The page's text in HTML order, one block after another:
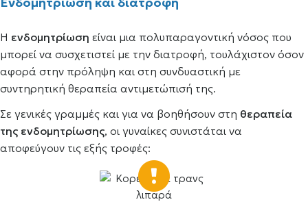
Η ενδομητρίωση είναι μια πολυπαραγοντική νόσος που
μπορεί να συσχετιστεί με την διατροφή, τουλάχιστον όσον
αφορά στην πρόληψη και στη συνδυαστική με
συντηρητική θεραπεία αντιμετώπισή της.
Σε γενικές γραμμές και για να βοηθήσουν στη θεραπεία
της ενδομητρίωσης, οι γυναίκες συνιστάται να
αποφεύγουν τις εξής τροφές: